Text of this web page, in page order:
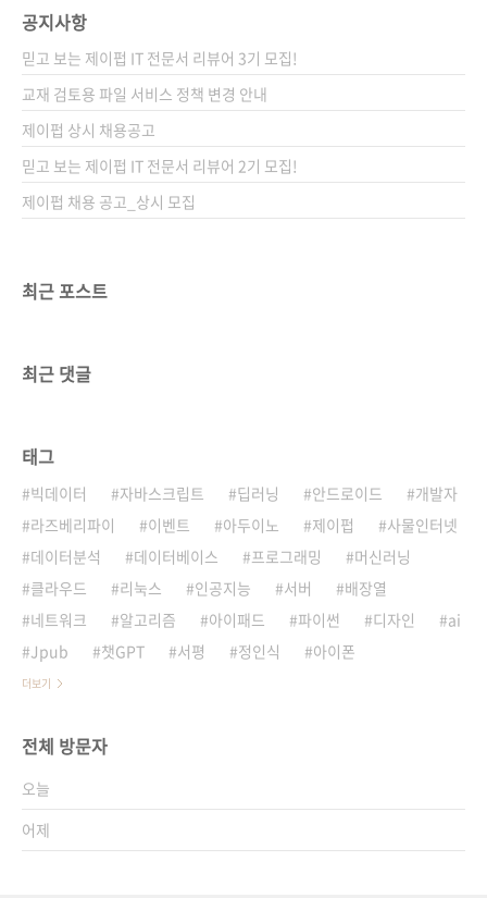
공지사항
믿고 보는 제이펍 IT 전문서 리뷰어 3기 모집!
교재 검토용 파일 서비스 정책 변경 안내
제이펍 상시 채용공고
믿고 보는 제이펍 IT 전문서 리뷰어 2기 모집!
제이펍 채용 공고_상시 모집
최근 포스트
최근 댓글
태그
빅데이터 자바스크립트 딥러닝 안드로이드
개발자
라즈베리파이
이벤트 아두이노 제이펍
사물인터넷
데이터분석
데이터베이스 프로그래밍
머신러닝
클라우드
리눅스 인공지능 서버
배장열
네트워크
알고리즘 아이패드 파이썬 디자인
ai
Jpub
챗GPT 서평 정인식 아이폰
더보기
전체 방문자
오늘
어제